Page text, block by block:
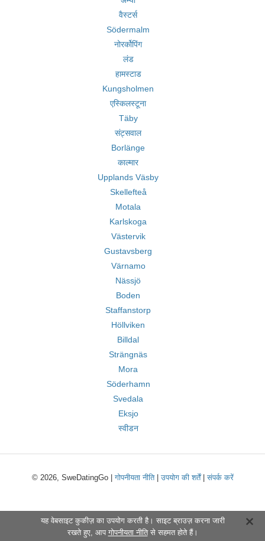
वैस्टर्स
Södermalm
नोरर्कोपिंग
लंड
हामस्टाड
Kungsholmen
एस्किलस्टूना
Täby
संट्सवाल
Borlänge
काल्मार
Upplands Väsby
Skellefteå
Motala
Karlskoga
Västervik
Gustavsberg
Värnamo
Nässjö
Boden
Staffanstorp
Höllviken
Billdal
Strängnäs
Mora
Söderhamn
Svedala
Eksjo
स्वीडन
© 2026, SweDatingGo |गोपनीयता नीति|उपयोग की शर्तें|संपर्क करें
यह वेबसाइट कुकीज़ का उपयोग करती है। साइट ब्राउज़ करना जारी
रखते हुए, आप गोपनीयता नीतिसे सहमत होते हैं।